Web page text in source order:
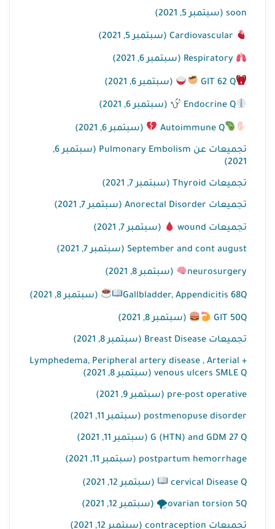
soon (سبتمبر 5, 2021)
GIT 62 Q (سبتمبر 6, 2021)
Endocrine Q (سبتمبر 6, 2021)
Autoimmune Q (سبتمبر 6, 2021)
تجميعات عن Pulmonary Embolism (سبتمبر 6,
2021)
تجميعات Thyroid (سبتمبر 7, 2021)
تجميعات Anorectal Disorder (سبتمبر 7, 2021)
تجميعات wound (سبتمبر 7, 2021)
September and cont august (سبتمبر 7, 2021)
neurosurgery (سبتمبر 8, 2021)
Gallbladder, Appendicitis 68Q (سبتمبر 8, 2021)
GIT 50Q (سبتمبر 8, 2021)
تجميعات Breast Disease (سبتمبر 8, 2021)
Lymphedema, Peripheral artery disease , Arterial +
venous ulcers SMLE Q (سبتمبر 8, 2021)
pre-post operative (سبتمبر 9, 2021)
postmenopuse disorder (سبتمبر 11, 2021)
G (HTN) and GDM 27 Q (سبتمبر 11, 2021)
postpartum hemorrhage (سبتمبر 11, 2021)
cervical Disease Q (سبتمبر 12, 2021)
ovarian torsion 5Q🌪 (سبتمبر 12, 2021)
تجميعات contraception (سبتمبر 12, 2021)